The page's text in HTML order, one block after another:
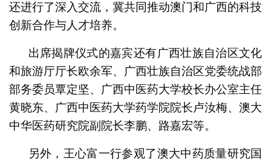
还进行了深入交流，冀共同推动澳门和广西的科技
创新合作与人才培养。
出席揭牌仪式的嘉宾还有广西壮族自治区文化
和旅游厅厅长欧余军、广西壮族自治区党委统战部
部务委员覃定坚、广西中医药大学校长办公室主任
黄晓东、广西中医药大学药学院院长卢汝梅、澳大
中华医药研究院副院长李鹏、路嘉宏等。
另外，王心富一行参观了澳大中药质量研究国